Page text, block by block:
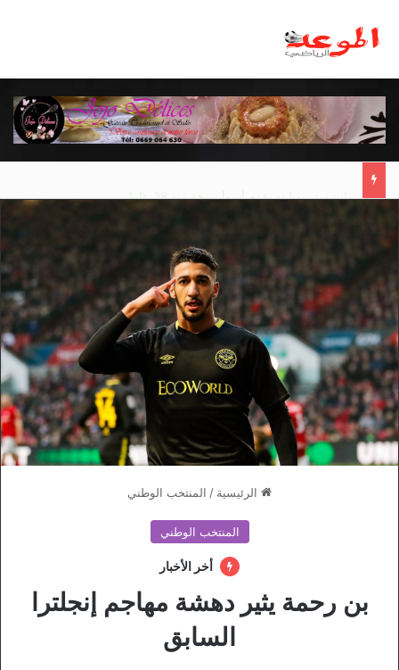
الرئيسية / المنتخب الوطني
المنتخب الوطني
أخر الأخبار
بن رحمة يثير دهشة مهاجم إنجلترا
السابق